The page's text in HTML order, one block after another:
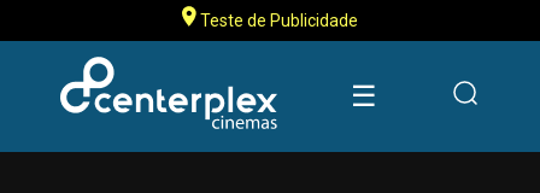
Teste de Publicidade
☰